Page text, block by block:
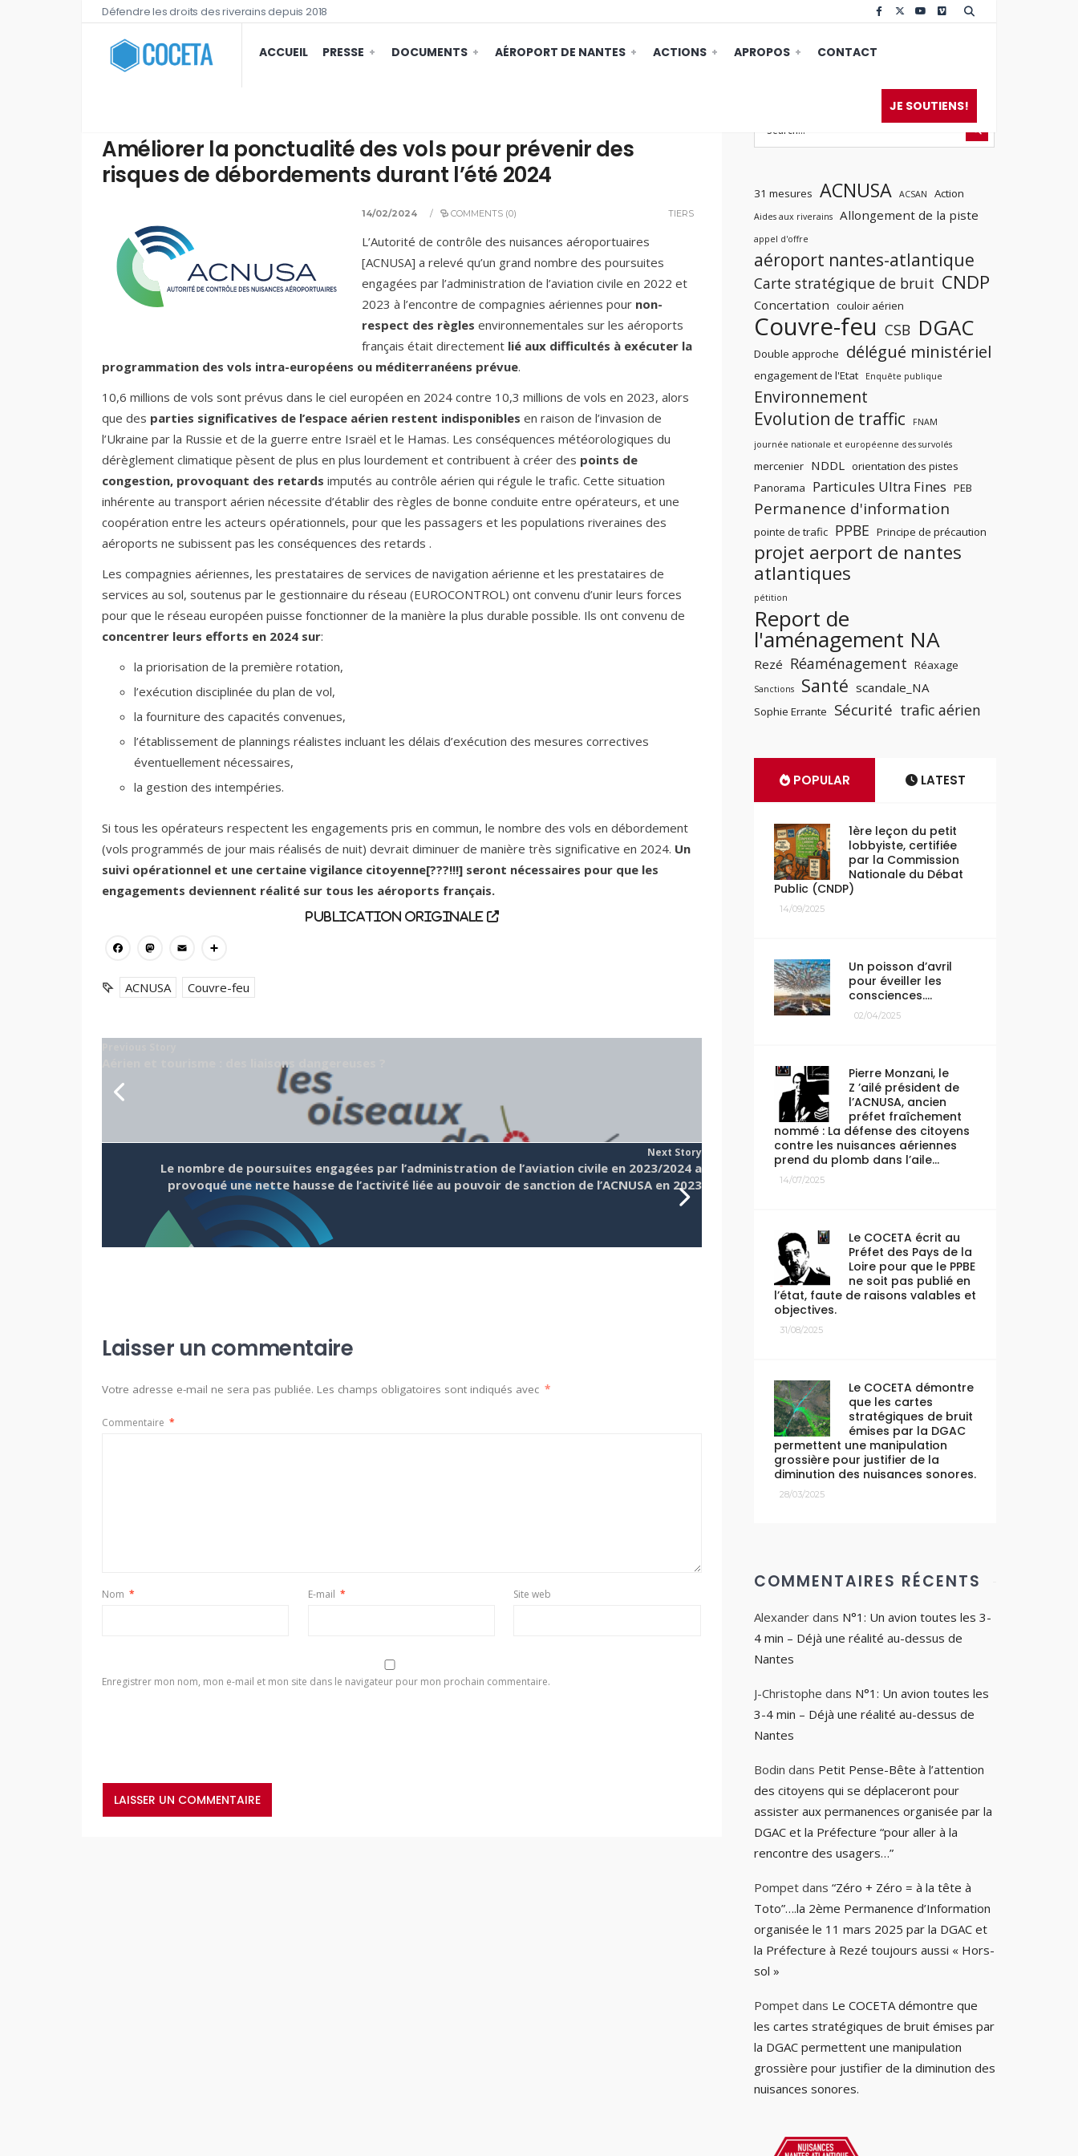
Défendre les droits des riverains depuis 2018
ACCUEIL PRESSE DOCUMENTS AÉROPORT DE NANTES ACTIONS APROPOS CONTACT
JE SOUTIENS!
Améliorer la ponctualité des vols pour prévenir des
risques de débordements durant l’été 2024
14/02/2024 / COMMENTS (0) TIERS
L’Autorité de contrôle des nuisances aéroportuaires
[ACNUSA] a relevé qu’un grand nombre des poursuites
engagées par l’administration de l’aviation civile en 2022 et
2023 à l’encontre de compagnies aériennes pour non-
respect des règlesenvironnementales sur les aéroports
français était directement lié aux difficultés à exécuter la
programmation des vols intra-européens ou méditerranéens prévue.
10,6 millions de vols sont prévus dans le ciel européen en 2024 contre 10,3 millions de vols en 2023, alors
que des parties significatives de l’espace aérien restent indisponibles en raison de l’invasion de
l’Ukraine par la Russie et de la guerre entre Israël et le Hamas. Les conséquences météorologiques du
dérèglement climatique pèsent de plus en plus lourdement et contribuent à créer des points de
congestion, provoquant des retards imputés au contrôle aérien qui régule le trafic. Cette situation
inhérente au transport aérien nécessite d’établir des règles de bonne conduite entre opérateurs, et une
coopération entre les acteurs opérationnels, pour que les passagers et les populations riveraines des
aéroports ne subissent pas les conséquences des retards .
Les compagnies aériennes, les prestataires de services de navigation aérienne et les prestataires de
services au sol, soutenus par le gestionnaire du réseau (EUROCONTROL) ont convenu d’unir leurs forces
pour que le réseau européen puisse fonctionner de la manière la plus durable possible. Ils ont convenu de
concentrer leurs efforts en 2024 sur:
la priorisation de la première rotation,
l’exécution disciplinée du plan de vol,
la fourniture des capacités convenues,
l’établissement de plannings réalistes incluant les délais d’exécution des mesures correctives
éventuellement nécessaires,
la gestion des intempéries.
Si tous les opérateurs respectent les engagements pris en commun, le nombre des vols en débordement
(vols programmés de jour mais réalisés de nuit) devrait diminuer de manière très significative en 2024. Un
suivi opérationnel et une certaine vigilance citoyenne[???!!!] seront nécessaires pour que les
engagements deviennent réalité sur tous les aéroports français.
Publication originale
Facebook
Mastodon
Email
ACNUSA Couvre-feu
Aérien et tourisme : des liaisons dangereuses ?
Next Story
Le nombre de poursuites engagées par l’administration de l’aviation civile en 2023/2024 a
provoqué une nette hausse de l’activité liée au pouvoir de sanction de l’ACNUSA en 2023
Laisser un commentaire
Votre adresse e-mail ne sera pas publiée. Les champs obligatoires sont indiqués avec *
Commentaire *
Nom * E-mail * Site web
Enregistrer mon nom, mon e-mail et mon site dans le navigateur pour mon prochain commentaire.
31 mesures ACNUSA ACSAN Action
Aides aux riverains Allongement de la piste
appel d'offre
aéroport nantes-atlantique
Carte stratégique de bruit CNDP
Concertation couloir aérien
Couvre-feu CSB DGAC
Double approche délégué ministériel
engagement de l'Etat Enquête publique
Environnement
Evolution de traffic
FNAM
journée nationale et européenne des survolés
mercenier NDDL orientation des pistes
Panorama
Particules Ultra Fines PEB
Permanence d'information
pointe de trafic PPBE Principe de précaution
projet aerport de nantes
atlantiques
pétition
Report de
l'aménagement NA
Rezé Réaménagement Réaxage
Sanctions Santé scandale_NA
Sophie Errante Sécurité trafic aérien
POPULAR LATEST
1ère leçon du petit
lobbyiste, certifiée
par la Commission
Nationale du Débat
Public (CNDP)
14/09/2025
Un poisson d’avril
pour éveiller les
consciences….
02/04/2025
Pierre Monzani, le
Z ’ailé président de
l’ACNUSA, ancien
préfet fraîchement
nommé : La défense des citoyens
contre les nuisances aériennes
prend du plomb dans l’aile…
14/07/2025
Le COCETA écrit au
Préfet des Pays de la
Loire pour que le PPBE
ne soit pas publié en
l’état, faute de raisons valables et
objectives.
31/08/2025
Le COCETA démontre
que les cartes
stratégiques de bruit
émises par la DGAC
permettent une manipulation
grossière pour justifier de la
diminution des nuisances sonores.
28/03/2025
COMMENTAIRES RÉCENTS
Alexander dans N°1: Un avion toutes les 3-
4 min – Déjà une réalité au-dessus de
Nantes
J-Christophe dans N°1: Un avion toutes les
3-4 min – Déjà une réalité au-dessus de
Nantes
Bodin dans Petit Pense-Bête à l’attention
des citoyens qui se déplaceront pour
assister aux permanences organisée par la
DGAC et la Préfecture “pour aller à la
rencontre des usagers…”
Pompet dans “Zéro + Zéro = à la tête à
Toto”….la 2ème Permanence d’Information
organisée le 11 mars 2025 par la DGAC et
la Préfecture à Rezé toujours aussi « Hors-
sol »
Pompet dans Le COCETA démontre que
les cartes stratégiques de bruit émises par
la DGAC permettent une manipulation
grossière pour justifier de la diminution des
nuisances sonores.